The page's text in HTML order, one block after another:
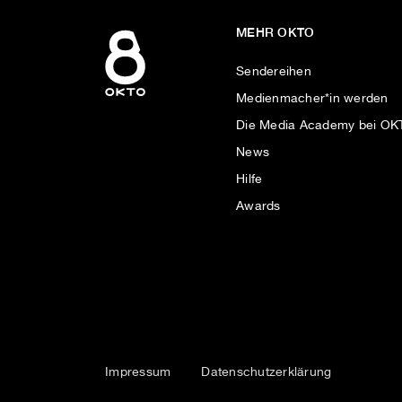
MEHR OKTO
Sendereihen
Medienmacher*in werden
Die Media Academy bei
News
Hilfe
Awards
Impressum Datenschutzerklärung